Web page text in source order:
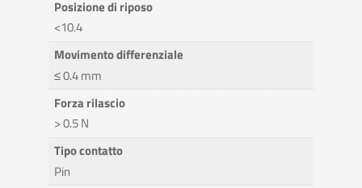
Posizione di riposo
<10.4
Movimento differenziale
≤ 0.4 mm
Forza rilascio
> 0.5 N
Tipo contatto
Pin